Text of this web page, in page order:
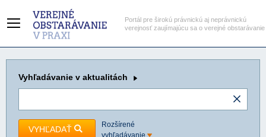
Portál pre širokú právnickú aj neprávnickú
verejnosť zaujímajúcu sa o verejné obstarávanie
Vyhľadávanie v aktualitách
VYHĽADAŤ
Rozšírené
vyhľadávanie